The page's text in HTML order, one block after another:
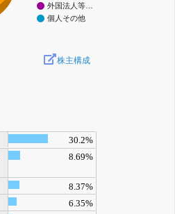
外国法人等…
個人その他
株主構成
30.2%
8.69%
8.37%
6.35%